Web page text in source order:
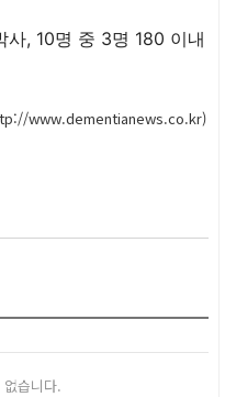
사, 10명 중 3명 180 이내
www.dementianews.co.kr)
습니다.